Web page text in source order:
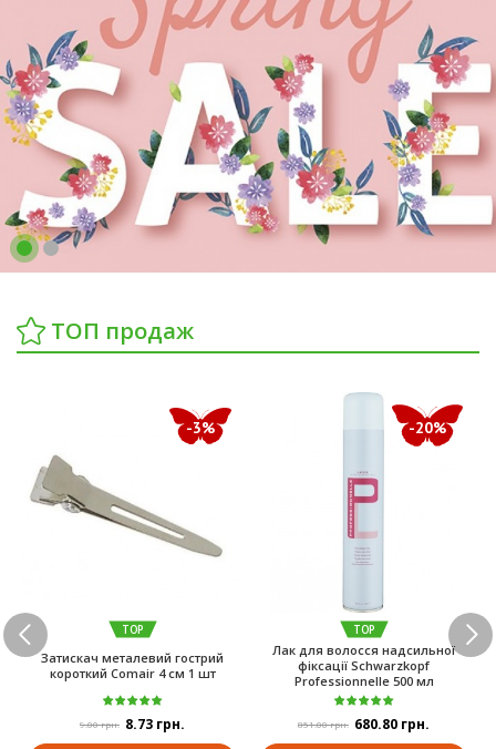
ТОП продаж
-3%
TOP
Затискач металевий гострий
короткий Comair 4 см 1 шт
9.00 грн. 8.73 грн.
-20%
TOP
Лак для волосся надсильної
фіксації Schwarzkopf
Professionnelle 500 мл
851.00 грн. 680.80 грн.